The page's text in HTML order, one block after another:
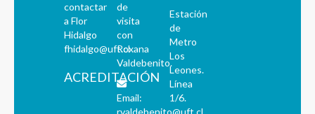
contactar
a Flor
Hidalgo
fhidalgo@uft.cl
ACREDITACIÓN
de
visita
con
Roxana
Valdebenito.
Email:
rvaldebenito@uft.cl
Estación
de
Metro
Los
Leones.
Línea
1/6.